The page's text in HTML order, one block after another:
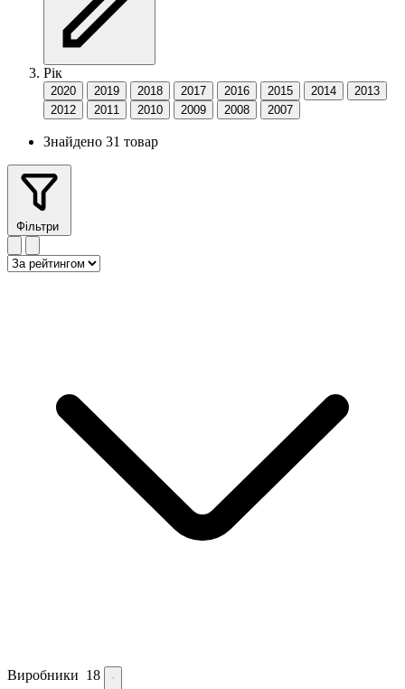
Рік
2020 2019 2018 2017 2016 2015 2014
2013
2012
2011 2010 2009 2008 2007
Знайдено 31 товар
Фільтри
Виробники 18